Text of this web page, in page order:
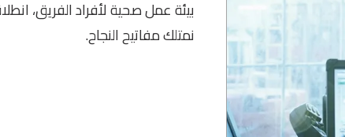
بيئة عمل صحية لأفراد الفريق،
نمتلك مفاتيح النجاح.